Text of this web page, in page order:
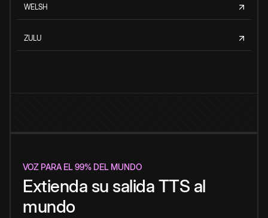
WELSH
ZULU
VOZ PARA EL 99% DEL MUNDO
Extienda su salida TTS al
mundo